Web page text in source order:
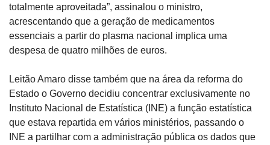
totalmente aproveitada”, assinalou o ministro,
acrescentando que a geração de medicamentos
essenciais a partir do plasma nacional implica uma
despesa de quatro milhões de euros.
Leitão Amaro disse também que na área da reforma do
Estado o Governo decidiu concentrar exclusivamente no
Instituto Nacional de Estatística (INE) a função estatística
que estava repartida em vários ministérios, passando o
INE a partilhar com a administração pública os dados que